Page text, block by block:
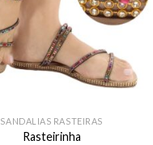
SANDALIAS RASTEIRAS
Rasteirinha